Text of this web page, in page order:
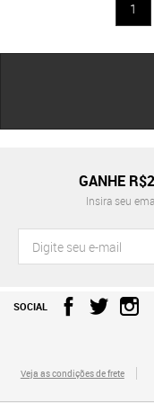
1
GANHE
Insira seu
SOCIAL
Veja as condições de frete